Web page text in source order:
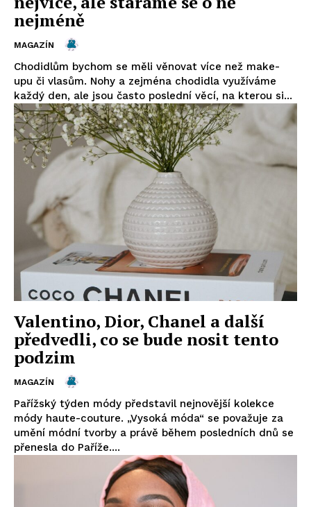
nejméně
MAGAZÍN
Chodidlům bychom se měli věnovat více než make-
upu či vlasům. Nohy a zejména chodidla využíváme
každý den, ale jsou často poslední věcí, na kterou si...
Valentino, Dior, Chanel a další
předvedli, co se bude nosit tento
podzim
MAGAZÍN
Pařížský týden módy představil nejnovější kolekce
módy haute-couture. „Vysoká móda“ se považuje za
umění módní tvorby a právě během posledních dnů se
přenesla do Paříže....